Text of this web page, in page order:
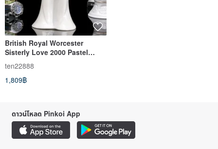
British Royal Worcester
Sisterly Love 2000 Pastel
Birthday Porcelain Doll
ten22888
1,809฿
ดาวน์โหลด Pinkoi App